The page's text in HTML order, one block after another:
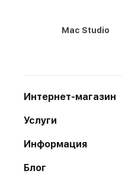
Mac Studio
Интернет-магазин
Услуги
Информация
Блог